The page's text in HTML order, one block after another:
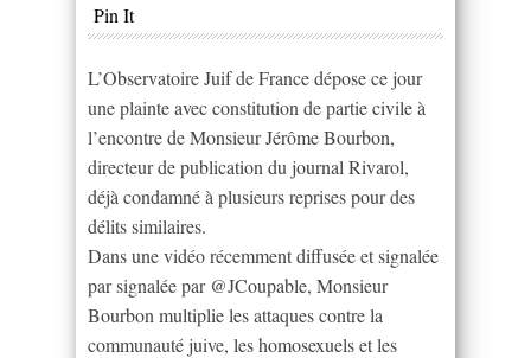
Pin It
L’Observatoire Juif de France dépose ce jour
une plainte avec constitution de partie civile à
l’encontre de Monsieur Jérôme Bourbon,
directeur de publication du journal Rivarol,
déjà condamné à plusieurs reprises pour des
délits similaires.
Dans une vidéo récemment diffusée et signalée
par signalée par @JCoupable, Monsieur
Bourbon multiplie les attaques contre la
communauté juive, les homosexuels et les